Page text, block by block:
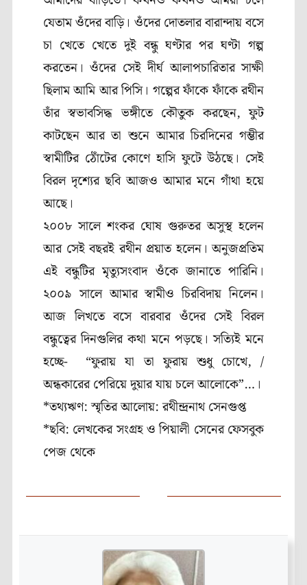
যেতাম ওঁদের বাড়ি। ওঁদের দোতলার বারান্দায় বসে
চা খেতে খেতে দুই বন্ধু ঘণ্টার পর ঘণ্টা গল্প
করতেন। ওঁদের সেই দীর্ঘ আলাপচারিতার সাক্ষী
ছিলাম আমি আর পিসি। গল্পের ফাঁকে ফাঁকে রথীন
তাঁর স্বভাবসিদ্ধ ভঙ্গীতে কৌতুক করছেন, ফুট
কাটছেন আর তা শুনে আমার চিরদিনের গম্ভীর
স্বামীটির ঠোঁটের কোণে হাসি ফুটে উঠছে। সেই
বিরল দৃশ্যের ছবি আজও আমার মনে গাঁথা হয়ে
আছে।
২০০৮ সালে শংকর ঘোষ গুরুতর অসুস্থ হলেন
আর সেই বছরই রথীন প্রয়াত হলেন। অনুজপ্রতিম
এই বন্ধুটির মৃত্যুসংবাদ ওঁকে জানাতে পারিনি।
২০০৯ সালে আমার স্বামীও চিরবিদায় নিলেন।
আজ লিখতে বসে বারবার ওঁদের সেই বিরল
বন্ধুত্বের দিনগুলির কথা মনে পড়ছে। সত্যিই মনে
হচ্ছে- “ফুরায় যা তা ফুরায় শুধু চোখে, /
অন্ধকারের পেরিয়ে দুয়ার যায় চলে আলোকে”…।
*তথ্যঋণ:স্মৃতির আলোয়: রথীন্দ্রনাথ সেনগুপ্ত
*ছবি: লেখকের সংগ্রহ ও পিয়ালী সেনের ফেসবুক
পেজ থেকে